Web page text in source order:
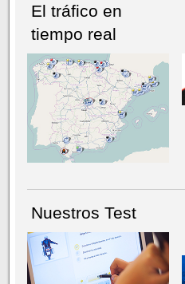
NÚMERO ACTUALHEMEROTECA
El tráfico en
tiempo real
Nuestros Test